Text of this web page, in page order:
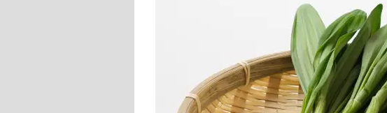
» 長野県長野市戸隠の『行者にんにく』通販情報！満
長野県長野市戸隠の『行者にんにく』通